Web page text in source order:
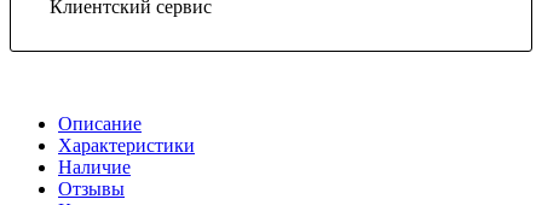
Клиентский сервис
Описание
Характеристики
Наличие
Отзывы